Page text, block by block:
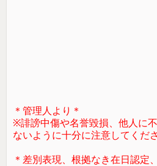
＊管理人より＊
※誹謗中傷や名誉毀損、他人に
ないように十分に注意してくだ
＊差別表現、根拠なき在日認定